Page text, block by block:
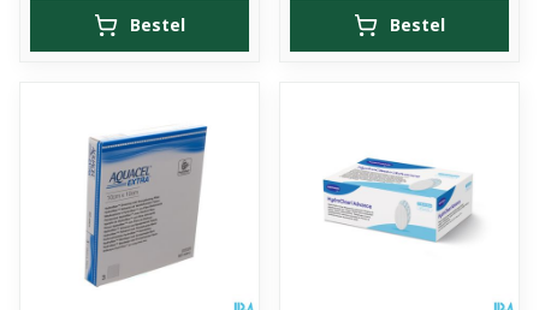
Bestel Bestel